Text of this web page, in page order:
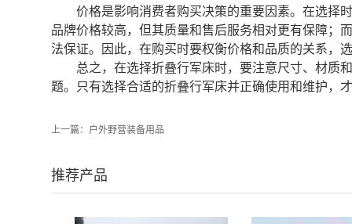
价格是影响消费者购买决策的重要因素。在选择
品牌价格较高，但其质量和售后服务相对更有保障；
法保证。因此，在购买时要权衡价格和品质的关系，
总之，在选择折叠行军床时，要注意尺寸、材质
题。只有选择合适的折叠行军床并正确使用和维护，
上一篇： 户外野营装备用品
推荐产品